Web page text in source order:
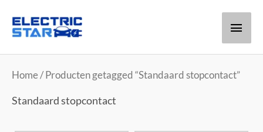
Home/ Producten getagged “Standaard stopcontact”
Standaard stopcontact